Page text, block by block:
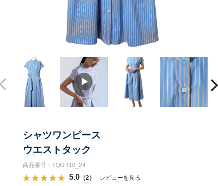
シャツワンピース
ウエストタック
商品番号：TQGR10_24
5.0（2） レビューを見る